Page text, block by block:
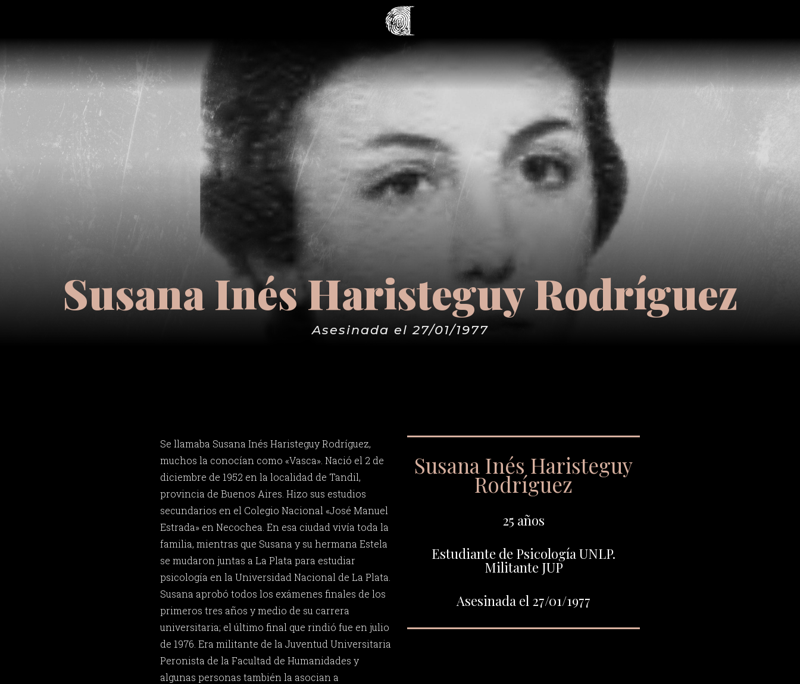
Susana Inés Haristeguy Rodríguez
Asesinada el 27/01/1977
Se llamaba Susana Inés Haristeguy Rodríguez,
muchos la conocían como «Vasca». Nació el 2 de
diciembre de 1952 en la localidad de Tandil,
provincia de Buenos Aires. Hizo sus estudios
secundarios en el Colegio Nacional «José Manuel
Estrada» en Necochea. En esa ciudad vivía toda la
familia, mientras que Susana y su hermana Estela
se mudaron juntas a La Plata para estudiar
psicología en la Universidad Nacional de La Plata.
Susana aprobó todos los exámenes finales de los
primeros tres años y medio de su carrera
universitaria; el último final que rindió fue en julio
de 1976. Era militante de la Juventud Universitaria
Peronista de la Facultad de Humanidades y
algunas personas también la asocian a
Susana Inés Haristeguy
Rodríguez
25 años
Estudiante de Psicología UNLP.
Militante JUP
Asesinada el 27/01/1977